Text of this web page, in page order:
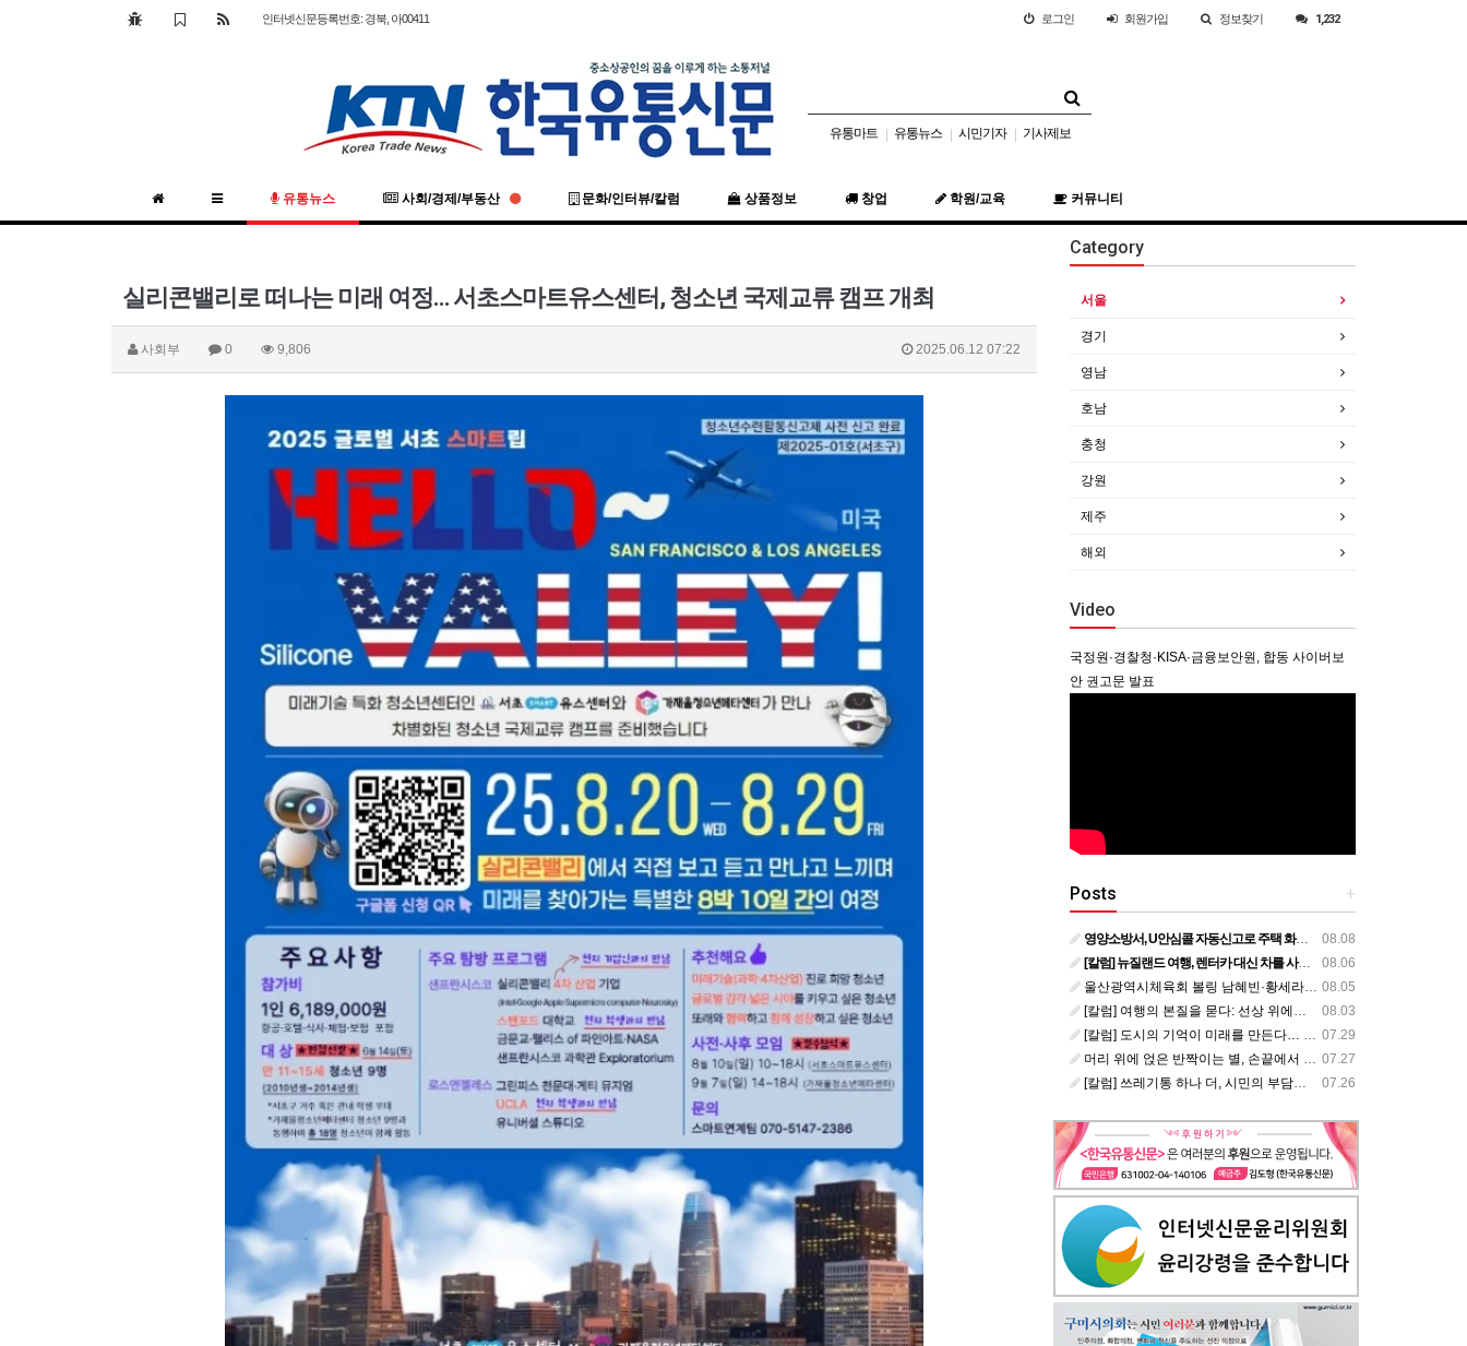
인터넷신문등록번호: 경북, 아00411 로그인 회원가입 정보찾기 1,232
유통마트 | 유통뉴스 | 시민기자 | 기사제보
유통뉴스 사회/경제/부동산 문화/인터뷰/칼럼 상품정보 창업 학원/교육 커뮤니티
실리콘밸리로 떠나는 미래 여정… 서초스마트유스센터, 청소년 국제교류 캠프 개최
사회부 0 9,806 2025.06.12 07:22
Category
서울
경기
영남
호남
충청
강원
제주
해외
Video
국정원·경찰청·KISA·금융보안원, 합동 사이버보
안 권고문 발표
+
Posts
08.08
영양소방서, U안심콜 자동신고로 주택 화재 피해 막아
08.06
[칼럼] 뉴질랜드 여행, 렌터카 대신 차를 사볼까?
08.05
울산광역시체육회 볼링 남혜빈·황세라, 국가대표 평가전 통과… ‘아시아선수권 출전’
08.03
[칼럼] 여행의 본질을 묻다: 선상 위에서 펼쳐지는 공간과 사람, 그리고 미식의 미학
07.29
[칼럼] 도시의 기억이 미래를 만든다… 크라이스트처치와 한국 도시가 주는 교훈
07.27
머리 위에 얹은 반짝이는 별, 손끝에서 피어난 우리의 정체성
07.26
[칼럼] 쓰레기통 하나 더, 시민의 부담도 하나 더